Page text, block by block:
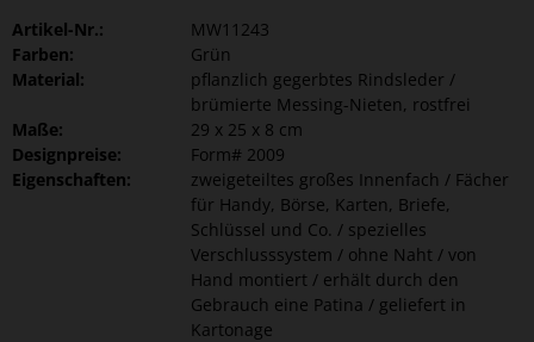
Artikel-Nr.:
MW11243
Farben:
Grün
Material:
pflanzlich gegerbtes Rindsleder /
brümierte Messing-Nieten, rostfrei
Maße:
29 x 25 x 8 cm
Designpreise:
Form# 2009
Eigenschaften:
zweigeteiltes großes Innenfach / Fächer
für Handy, Börse, Karten, Briefe,
Schlüssel und Co. / spezielles
Verschlusssystem / ohne Naht / von
Hand montiert / erhält durch den
Gebrauch eine Patina / geliefert in
Kartonage